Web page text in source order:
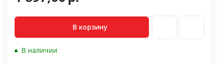
В корзину
В наличии